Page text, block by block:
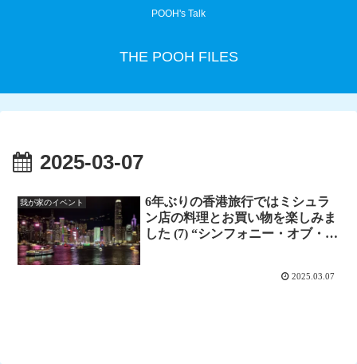
POOH's Talk
THE POOH FILES
2025-03-07
我が家のイベント
6年ぶりの香港旅行ではミシュラ
ン店の料理とお買い物を楽しみま
した (7) “シンフォニー・オブ・ラ
2025.03.07